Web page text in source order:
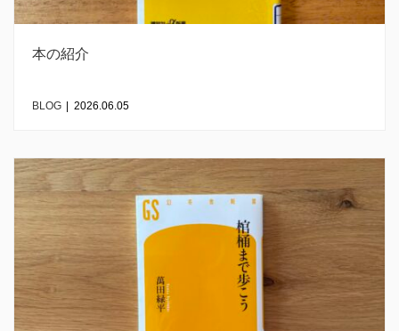
本の紹介
BLOG | 2026.06.05